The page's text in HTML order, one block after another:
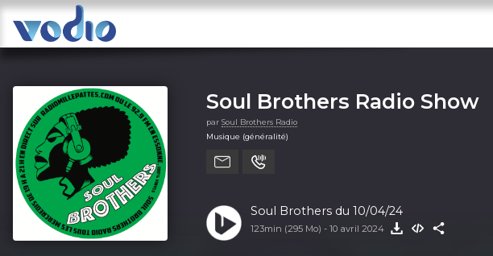
Soul Brothers Radio Show
par Soul Brothers Radio
Musique (généralité)
Soul Brothers du 10/04/24
123min (295 Mo) - 10 avril 2024